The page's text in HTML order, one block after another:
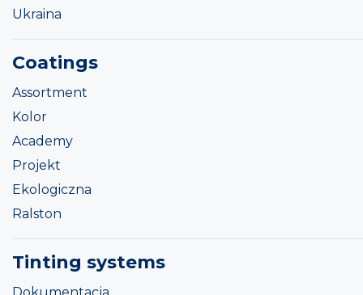
Ukraina
Coatings
Assortment
Kolor
Academy
Projekt
Ekologiczna
Ralston
Tinting systems
Dokumentacja